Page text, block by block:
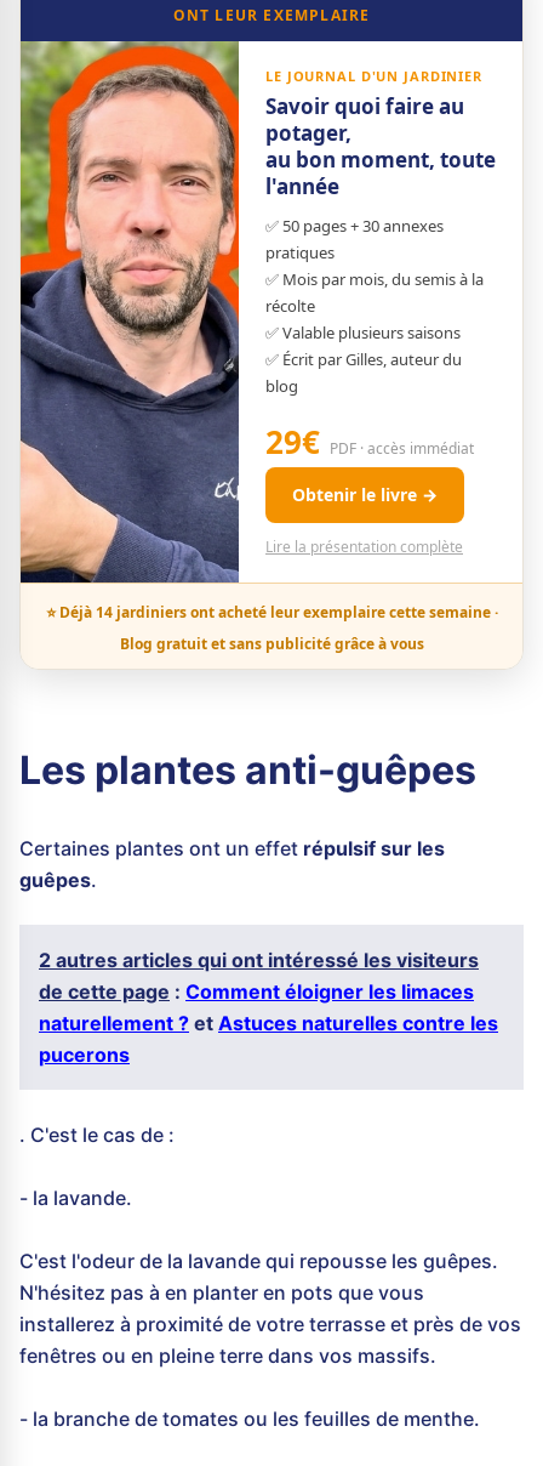
ONT LEUR EXEMPLAIRE
LE JOURNAL D'UN JARDINIER
Savoir quoi faire au
potager,
au bon moment, toute
l'année
✅ 50 pages + 30 annexes
pratiques
✅ Mois par mois, du semis à la
récolte
✅ Valable plusieurs saisons
✅ Écrit par Gilles, auteur du
blog
29€ PDF · accès immédiat
Obtenir le livre →
Lire la présentation complète
⭐ Déjà 14 jardiniers ont acheté leur exemplaire cette semaine ·
Blog gratuit et sans publicité grâce à vous
Les plantes anti-guêpes
Certaines plantes ont un effet répulsif sur les
guêpes.
2 autres articles qui ont intéressé les visiteurs
de cette page : Comment éloigner les limaces
naturellement ? et Astuces naturelles contre les
pucerons
. C'est le cas de :
- la lavande.
C'est l'odeur de la lavande qui repousse les guêpes.
N'hésitez pas à en planter en pots que vous
installerez à proximité de votre terrasse et près de vos
fenêtres ou en pleine terre dans vos massifs.
- la branche de tomates ou les feuilles de menthe.